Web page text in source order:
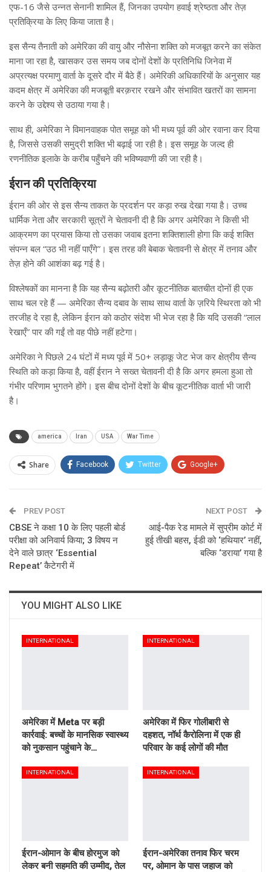
एफ-16 जैसे उन्नत सेनानी शामिल हैं, जिनका उपयोग हवाई श्रेष्ठता और तेज़
प्रतिक्रिया के लिए किया जाता है।
इस सैन्य तैनाती को अमेरिका की वायु और नौसेना शक्ति को मजबूत करने का संकेत
माना जा रहा है, खासकर उस समय जब दोनों देशों के प्रतिनिधि जिनेवा में
अप्रत्यक्ष परमाणु वार्ता के दूसरे दौर में बैठे हैं। अमेरिकी अधिकारियों के अनुसार यह
कदम क्षेत्र में अमेरिका की मजबूती बरक़रार रखने और संभावित खतरों का सामना
करने के उद्देश्य से उठाया गया है।
साथ ही, अमेरिका ने विमानवाहक पोत समूह को भी मध्य पूर्व की ओर रवाना कर दिया
है, जिससे उसकी समुद्री शक्ति भी बढ़ाई जा रही है। इस समूह के जल्द ही
रणनीतिक इलाके के करीब पहुँचने की भविष्यवाणी की जा रही है।
ईरान की प्रतिक्रिया
ईरान की ओर से इस सैन्य ताकत के प्रदर्शन पर कड़ा रुख देखा गया है। उच्च
धार्मिक नेता और सरकारी सूत्रों ने चेतावनी दी है कि अगर अमेरिका ने किसी भी
आक्रमण का प्रयास किया तो उसका जवाब इतना शक्तिशाली होगा कि कई शक्ति
संपन्न बल “उठ भी नहीं पाएँगे”। इस तरह की बेबाक चेतावनी से क्षेत्र में तनाव और
तेज़ होने की आशंका बढ़ गई है।
विश्लेषकों का मानना है कि यह सैन्य बढ़ोतरी और कूटनीतिक बातचीत दोनों ही एक
साथ चल रहे हैं — अमेरिका सैन्य दबाव के साथ साथ वार्ता के ज़रिये स्थिरता को भी
तरजीह दे रहा है, लेकिन ईरान को कठोर संदेश भी भेज रहा है कि यदि उसकी “लाल
रेखाएँ” पार की गईं तो वह पीछे नहीं हटेगा।
अमेरिका ने पिछले 24 घंटों में मध्य पूर्व में 50+ लड़ाकू जेट भेज कर क्षेत्रीय सैन्य
स्थिति को कड़ा किया है, वहीं ईरान ने सख्त चेतावनी दी है कि अगर हमला हुआ तो
गंभीर परिणाम भुगतने होंगे। इस बीच दोनों देशों के बीच कूटनीतिक वार्ता भी जारी
है।
america Iran USA War Time
Share Facebook Twitter Google+
Email
PREV POST
CBSE ने कक्षा 10 के लिए पहली बोर्ड
परीक्षा को अनिवार्य किया; 3 विषय न
देने वाले छात्र ‘Essential
Repeat’ कैटेगरी में
NEXT POST
आई-पैक रेड मामले में सुप्रीम कोर्ट में
हुई तीखी बहस, ईडी को ‘हथियार’ नहीं,
बल्कि ‘डराया’ गया है
YOU MIGHT ALSO LIKE
INTERNATIONAL
अमेरिका में Meta पर बड़ी
कार्रवाई: बच्चों के मानसिक स्वास्थ्य
को नुकसान पहुंचाने के…
INTERNATIONAL
अमेरिका में फिर गोलीबारी से
दहशत, नॉर्थ कैरोलिना में एक ही
परिवार के कई लोगों की मौत
INTERNATIONAL
ईरान-ओमान के बीच होरमुज को
लेकर बनी सहमति की उम्मीद, तेल
INTERNATIONAL
ईरान-अमेरिका तनाव फिर चरम
पर, ओमान के पास जहाज को